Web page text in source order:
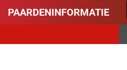
PAARDENINFORMATIE